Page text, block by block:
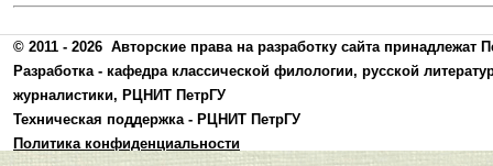
© 2011 - 2026 Авторские права на разработку сайта принадлежат
Разработка - кафедра классической филологии, русской
журналистики, РЦНИТ ПетрГУ
Техническая поддержка - РЦНИТ ПетрГУ
Политика конфиденциальности